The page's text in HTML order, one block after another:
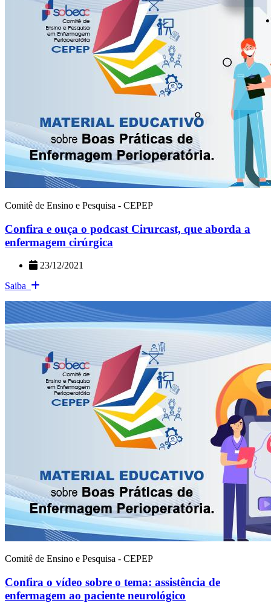
Comitê de Ensino e Pesquisa - CEPEP
Confira e ouça o podcast Cirurcast, que aborda a
enfermagem cirúrgica
23/12/2021
Saiba
Comitê de Ensino e Pesquisa - CEPEP
Confira o vídeo sobre o tema: assistência de
enfermagem ao paciente neurológico